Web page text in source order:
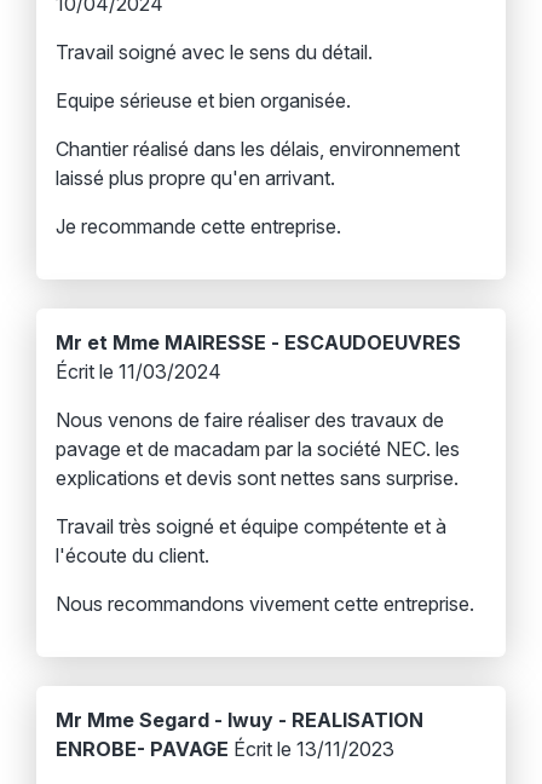
Travail soigné avec le sens du détail.
Equipe sérieuse et bien organisée.
Chantier réalisé dans les délais, environnement
laissé plus propre qu'en arrivant.
Je recommande cette entreprise.
Mr et Mme MAIRESSE - ESCAUDOEUVRES
Écrit le 11/03/2024
Nous venons de faire réaliser des travaux de
pavage et de macadam par la société NEC. les
explications et devis sont nettes sans surprise.
Travail très soigné et équipe compétente et à
l'écoute du client.
Nous recommandons vivement cette entreprise.
Mr Mme Segard - Iwuy - REALISATION
ENROBE- PAVAGE Écrit le 13/11/2023